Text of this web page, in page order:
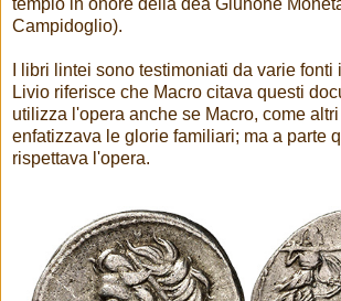
tempio in onore della dea Giunone
Campidoglio).
I libri lintei sono testimoniati da varie
Livio riferisce che Macro citava questi
utilizza l'opera anche se Macro, come
enfatizzava le glorie familiari; ma a parte
rispettava l'opera.